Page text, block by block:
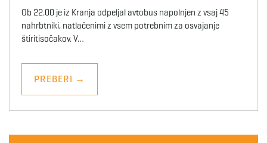
Ob 22.00 je iz Kranja odpeljal avtobus napolnjen z vsaj 45
nahrbtniki, natlačenimi z vsem potrebnim za osvajanje
štiritisočakov. V…
PREBERI →